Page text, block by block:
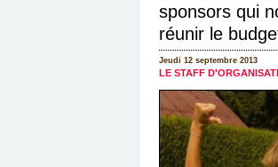
sponsors qui
réunir le
Jeudi 12 septembre 2013
LE STAFF